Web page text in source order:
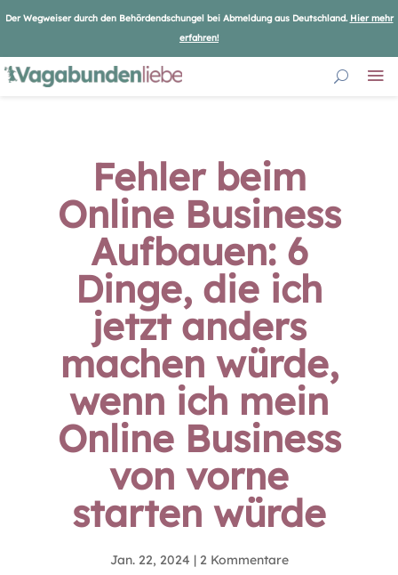
Der Wegweiser durch den Behördendschungel bei Abmeldung aus Deutschland. Hier mehr
erfahren!
Fehler beim
Online Business
Aufbauen: 6
Dinge, die ich
jetzt anders
machen würde,
wenn ich mein
Online Business
von vorne
starten würde
Jan. 22, 2024 | 2 Kommentare